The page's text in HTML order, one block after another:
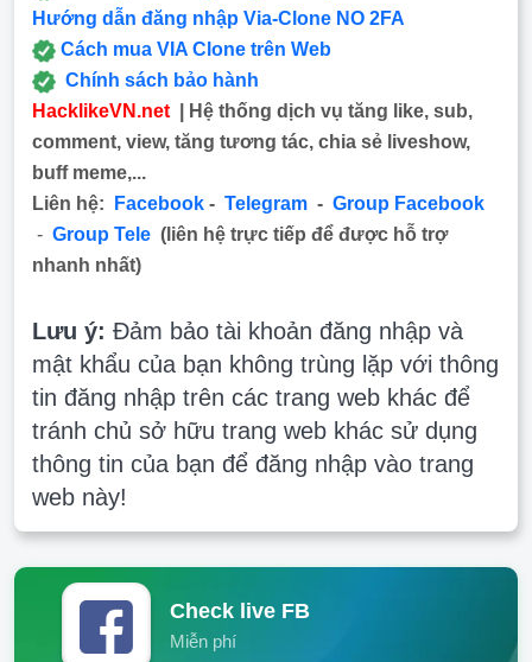
Hướng dẫn đăng nhập Via-Clone NO 2FA
Cách mua VIA Clone trên Web
Chính sách bảo hành
HacklikeVN.net | Hệ thống dịch vụ tăng like, sub,
comment, view, tăng tương tác, chia sẻ liveshow,
buff meme,...
Liên hệ:
Facebook - Telegram - Group Facebook
- Group Tele (liên hệ trực tiếp để được hỗ trợ
nhanh nhất)
Lưu ý: Đảm bảo tài khoản đăng nhập và
mật khẩu của bạn không trùng lặp với thông
tin đăng nhập trên các trang web khác để
tránh chủ sở hữu trang web khác sử dụng
thông tin của bạn để đăng nhập vào trang
web này!
Check live FB
Miễn phí